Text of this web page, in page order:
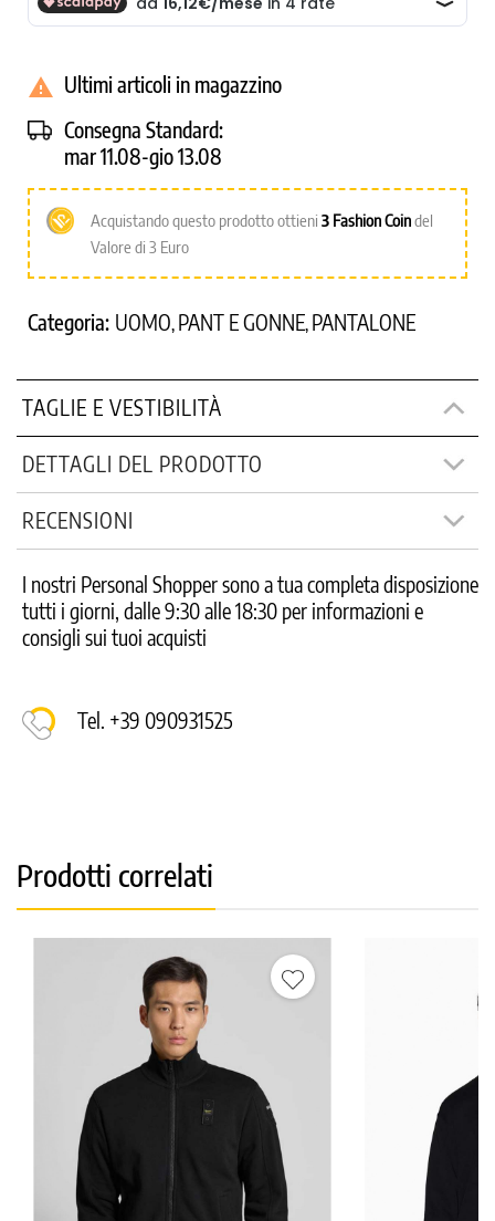
 Ultimi articoli in magazzino
Consegna Standard:
mar 11.08-gio 13.08
Acquistando questo prodotto ottieni 3 Fashion Coindel
Valore di 3 Euro
Categoria: UOMO, PANT E GONNE, PANTALONE
TAGLIE E VESTIBILITÀ
DETTAGLI DEL PRODOTTO
RECENSIONI
I nostri Personal Shopper sono a tua completa disposizione
tutti i giorni, dalle 9:30 alle 18:30 per informazioni e
consigli sui tuoi acquisti
Tel. +39 090931525
Prodotti correlati